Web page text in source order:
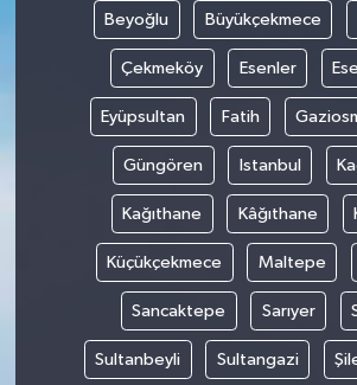
Beyoğlu Büyükçekmece
Çekmeköy Esenler
Eyüpsultan Fatih
Güngören Istanbul
Kağıthane Kâğıthane
Küçükçekmece Maltepe
Sancaktepe Sarıyer
Sultanbeyli Sultangazi